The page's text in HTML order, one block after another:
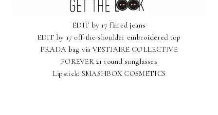
EDIT by 17 flared jeans
EDIT by 17 off-the-shoulder embroidered top
PRADA bag via VESTIAIRE COLLECTIVE
FOREVER 21 round sunglasses
Lipstick: SMASHBOX COSMETICS